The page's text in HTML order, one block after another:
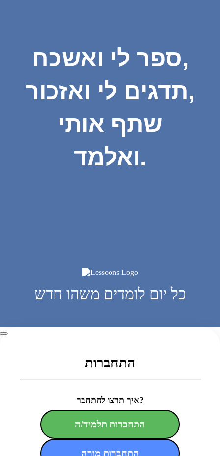
ספר לי ואשכח,
תדגים לי ואזכור,
שתף אותי
ואלמד.
כל יום לומדים משהו חדש
התחברות
איך תרצו להתחבר?
התחברות תלמיד/ה
התחברות מורה